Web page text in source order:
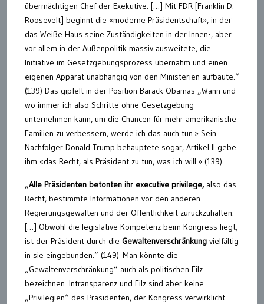
übermächtigen Chef der Exekutive. […] Mit FDR [Franklin D.
Roosevelt] beginnt die «moderne Präsidentschaft», in der
das Weiße Haus seine Zuständigkeiten in der Innen-, aber
vor allem in der Außenpolitik massiv ausweitete, die
Initiative im Gesetzgebungsprozess übernahm und einen
eigenen Apparat unabhängig von den Ministerien aufbaute.“
(139) Das gipfelt in der Position Barack Obamas „Wann und
wo immer ich also Schritte ohne Gesetzgebung
unternehmen kann, um die Chancen für mehr amerikanische
Familien zu verbessern, werde ich das auch tun.» Sein
Nachfolger Donald Trump behauptete sogar, Artikel II gebe
ihm «das Recht, als Präsident zu tun, was ich will.» (139)
„Alle Präsidenten betonten ihr executive privilege, also das
Recht, bestimmte Informationen vor den anderen
Regierungsgewalten und der Öffentlichkeit zurückzuhalten.
[…] Obwohl die legislative Kompetenz beim Kongress liegt,
ist der Präsident durch die Gewaltenverschränkung vielfältig
in sie eingebunden.“ (149) Man könnte die
„Gewaltenverschränkung“ auch als politischen Filz
bezeichnen. Intransparenz und Filz sind aber keine
„Privilegien“ des Präsidenten, der Kongress verwirklicht